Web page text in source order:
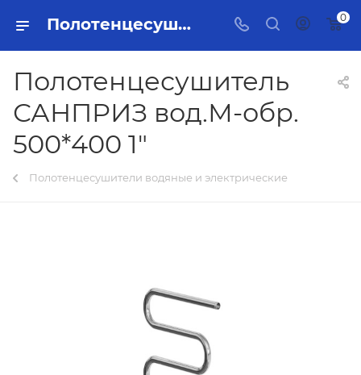
Полотенцесушитель САНПРИЗ вод.М-обр. 500*400 1" Тольятти - купить в интернет-магазине, каталог с ценами и характеристиками 0
Полотенцесушитель
САНПРИЗ вод.М-обр.
500*400 1"
Полотенцесушители водяные и электрические